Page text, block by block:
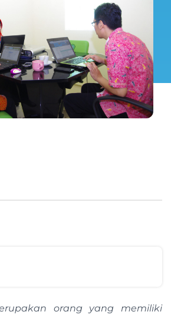
orang yang memiliki